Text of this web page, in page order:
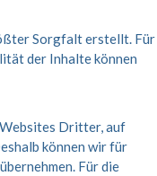
Sorgfalt erstellt. Für
der Inhalte können
Dritter, auf
können wir für
Für die